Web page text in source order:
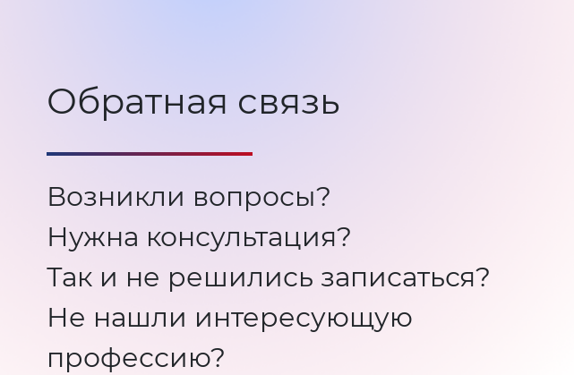
Обратная связь
Возникли вопросы?
Нужна консультация?
Так и не решились записаться?
Не нашли интересующую
профессию?